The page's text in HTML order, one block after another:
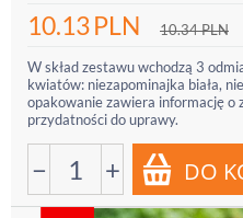
10.13PLN 10.34PLN
W skład zestawu wchodzą 3
kwiatów: niezapominajka biała,
opakowanie zawiera informację o
przydatności do uprawy.
− +